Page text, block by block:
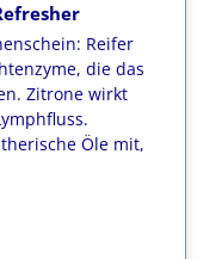
Reifer
die das
Zitrone wirkt
Öle mit,